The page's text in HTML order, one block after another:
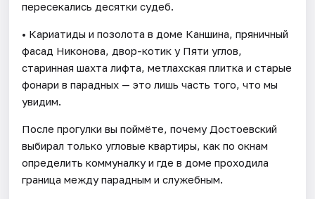
пересекались десятки судеб.
• Кариатиды и позолота в доме Каншина, пряничный
фасад Никонова, двор-котик у Пяти углов,
старинная шахта лифта, метлахская плитка и старые
фонари в парадных — это лишь часть того, что мы
увидим.
После прогулки вы поймёте, почему Достоевский
выбирал только угловые квартиры, как по окнам
определить коммуналку и где в доме проходила
граница между парадным и служебным.